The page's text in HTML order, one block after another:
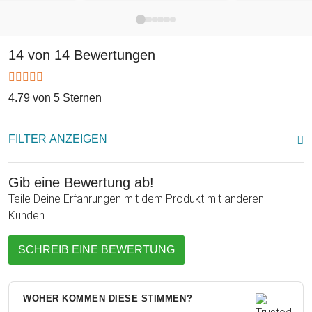
14 von 14 Bewertungen
4.79 von 5 Sternen
FILTER ANZEIGEN
Gib eine Bewertung ab!
Teile Deine Erfahrungen mit dem Produkt mit anderen
Kunden.
SCHREIB EINE BEWERTUNG
WOHER KOMMEN DIESE STIMMEN?